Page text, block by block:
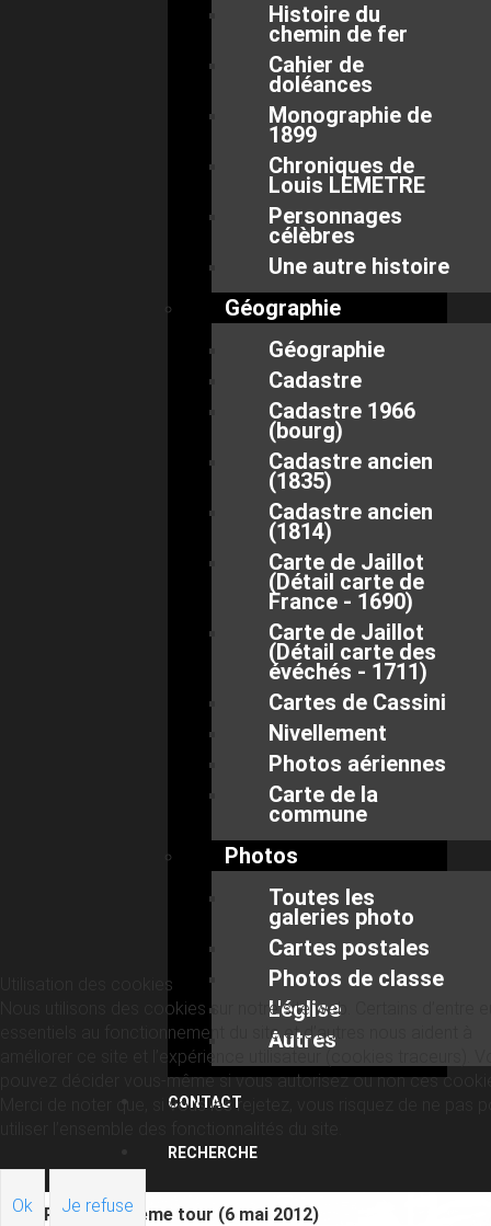
Histoire du
chemin de fer
Cahier de
doléances
Monographie de
1899
Chroniques de
Louis LEMETRE
Personnages
célèbres
Une autre histoire
Géographie
Géographie
Cadastre
Cadastre 1966
(bourg)
Cadastre ancien
(1835)
Cadastre ancien
(1814)
Carte de Jaillot
(Détail carte de
France - 1690)
Carte de Jaillot
(Détail carte des
évéchés - 1711)
Cartes de Cassini
Nivellement
Photos aériennes
Carte de la
commune
Photos
Toutes les
galeries photo
Cartes postales
Photos de classe
L'église
Autres
CONTACT
RECHERCHE
Résultats 2ème tour (6 mai 2012)
Utilisation des cookies
Nous utilisons des cookies sur notre site web. Certains d’entre
essentiels au fonctionnement du site et d’autres nous aident à
améliorer ce site et l’expérience utilisateur (cookies traceurs).
pouvez décider vous-même si vous autorisez ou non ces
Merci de noter que, si vous les rejetez, vous risquez de ne pas
Ok Je refuse